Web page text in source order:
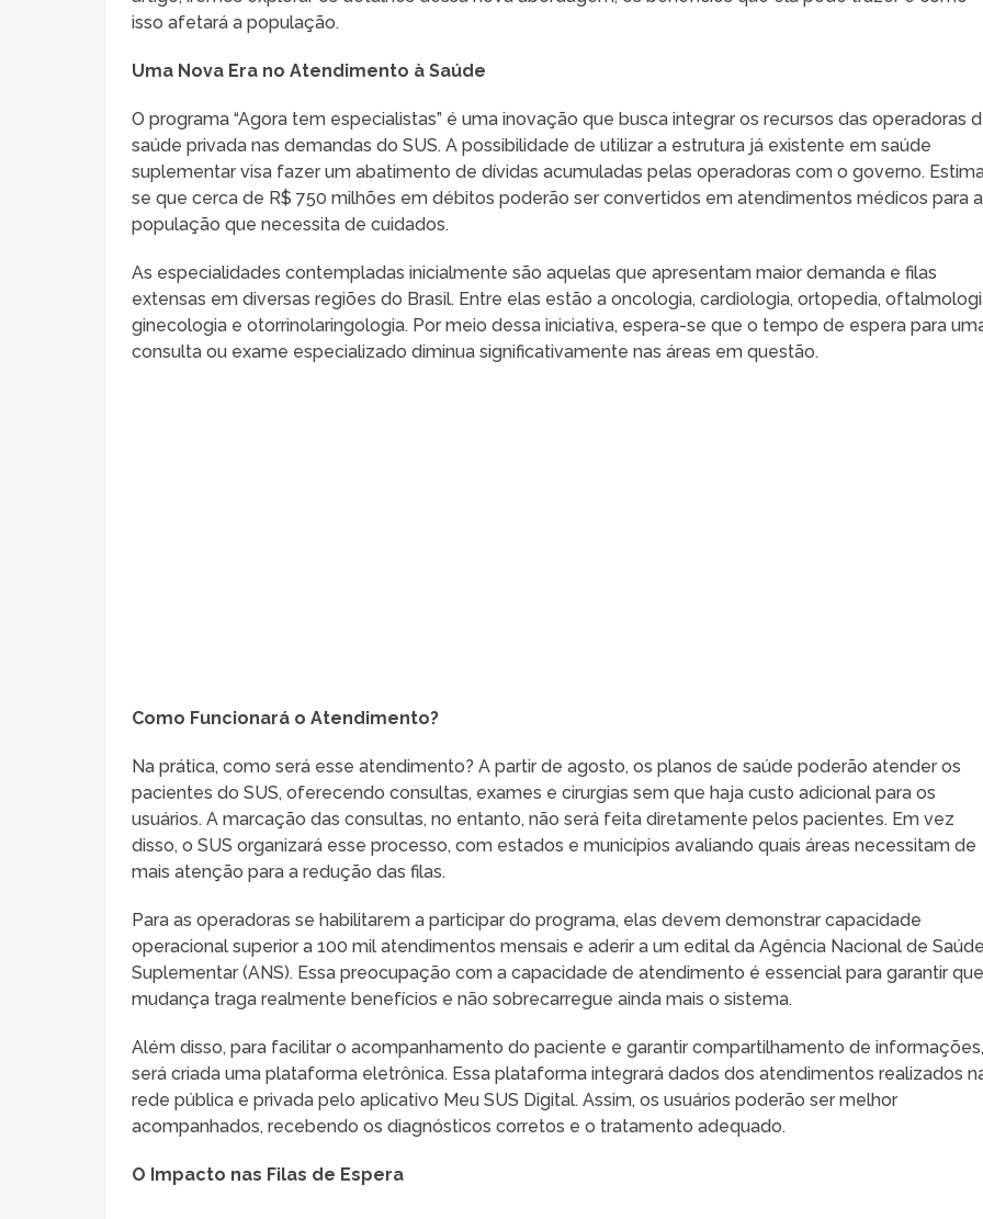
isso afetará a população.
Uma Nova Era no Atendimento à Saúde
O programa “Agora tem especialistas” é uma inovação que busca integrar os recursos das operadoras
saúde privada nas demandas do SUS. A possibilidade de utilizar a estrutura já existente em saúde
suplementar visa fazer um abatimento de dívidas acumuladas pelas operadoras com o governo.
se que cerca de R$ 750 milhões em débitos poderão ser convertidos em atendimentos médicos para a
população que necessita de cuidados.
As especialidades contempladas inicialmente são aquelas que apresentam maior demanda e filas
extensas em diversas regiões do Brasil. Entre elas estão a oncologia, cardiologia, ortopedia,
ginecologia e otorrinolaringologia. Por meio dessa iniciativa, espera-se que o tempo de espera para
consulta ou exame especializado diminua significativamente nas áreas em questão.
Como Funcionará o Atendimento?
Na prática, como será esse atendimento? A partir de agosto, os planos de saúde poderão atender os
pacientes do SUS, oferecendo consultas, exames e cirurgias sem que haja custo adicional para os
usuários. A marcação das consultas, no entanto, não será feita diretamente pelos pacientes. Em vez
disso, o SUS organizará esse processo, com estados e municípios avaliando quais áreas necessitam de
mais atenção para a redução das filas.
Para as operadoras se habilitarem a participar do programa, elas devem demonstrar capacidade
operacional superior a 100 mil atendimentos mensais e aderir a um edital da Agência Nacional de
Suplementar (ANS). Essa preocupação com a capacidade de atendimento é essencial para garantir
mudança traga realmente benefícios e não sobrecarregue ainda mais o sistema.
Além disso, para facilitar o acompanhamento do paciente e garantir compartilhamento de
será criada uma plataforma eletrônica. Essa plataforma integrará dados dos atendimentos realizados
rede pública e privada pelo aplicativo Meu SUS Digital. Assim, os usuários poderão ser melhor
acompanhados, recebendo os diagnósticos corretos e o tratamento adequado.
O Impacto nas Filas de Espera